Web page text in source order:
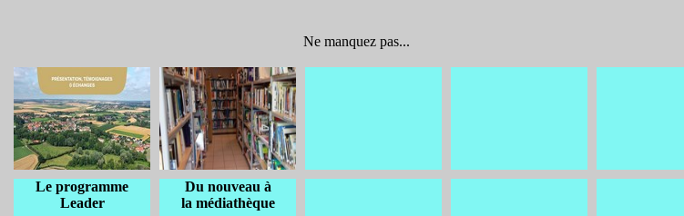
Ne manquez pas...
Le programme
Leader
Du nouveau à
la médiathèque